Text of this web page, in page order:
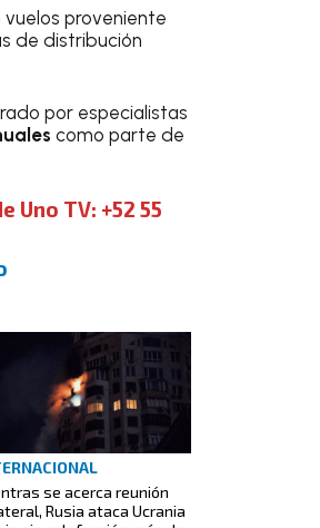
proveniente
de distribución
por especialistas
como parte de
TV: +52 55
se acerca reunión
Rusia ataca Ucrania